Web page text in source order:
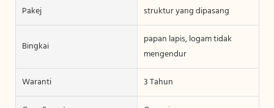
Pakej
struktur yang dipasang
Bingkai
papan lapis, logam tidak
mengendur
Waranti
3 Tahun